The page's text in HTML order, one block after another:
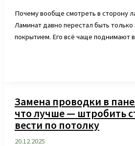
Почему вообще смотреть в сторону
Ламинат давно перестал быть
покрытием. Его всё чаще поднимают
Замена проводки в
что лучше — штробить
вести по потолку
20.12.2025